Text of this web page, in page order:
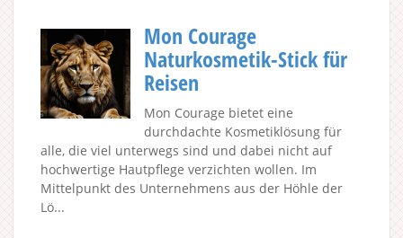
Mon Courage
Naturkosmetik-Stick für
Reisen
Mon Courage bietet eine
durchdachte Kosmetiklösung für
alle, die viel unterwegs sind und dabei nicht auf
hochwertige Hautpflege verzichten wollen. Im
Mittelpunkt des Unternehmens aus der Höhle der
Lö...